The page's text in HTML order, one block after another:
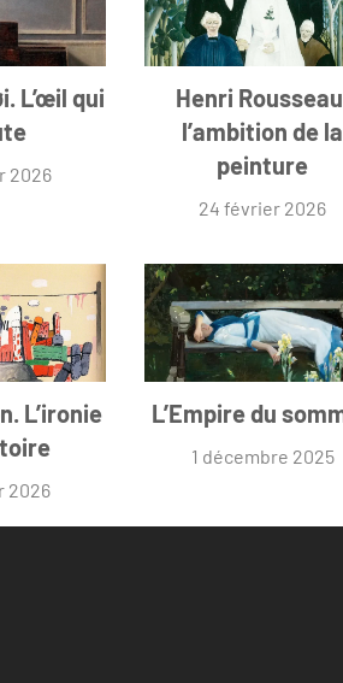
L’œil qui
2026
Henri
l’ambition de la
peinture
24 février 2026
L’ironie
2026
L’Empire du
1 décembre 2025